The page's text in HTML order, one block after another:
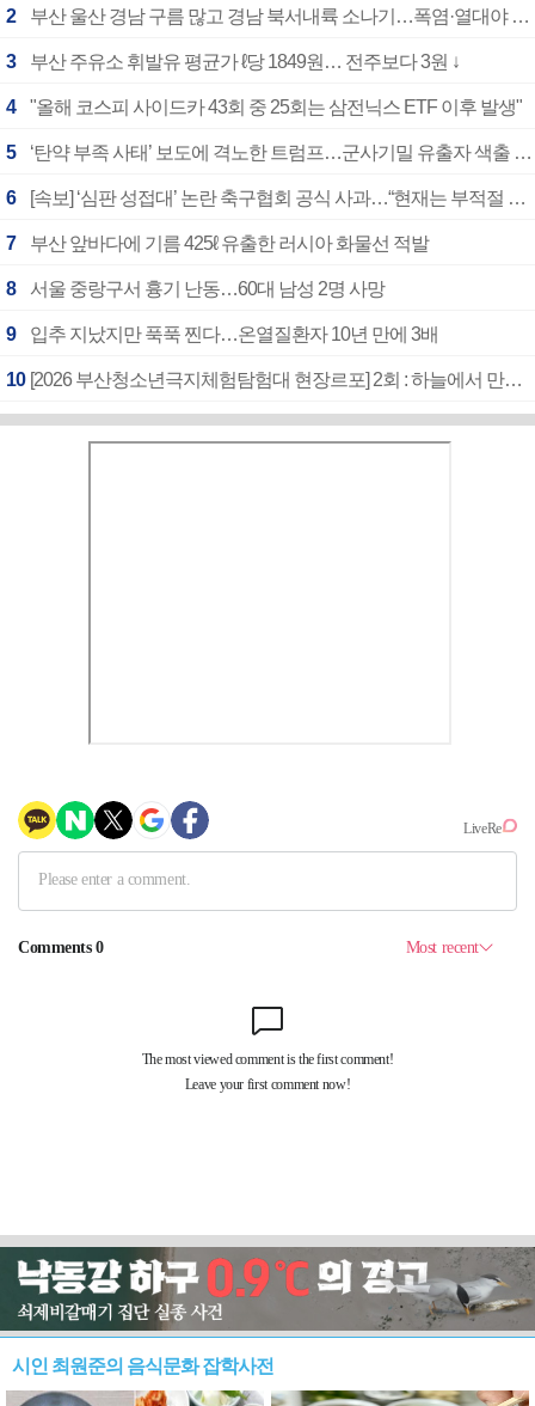
2 부산 울산 경남 구름 많고 경남 북서내륙 소나기…폭염·열대야 계속
3 부산 주유소 휘발유 평균가 ℓ당 1849원… 전주보다 3원 ↓
4 "올해 코스피 사이드카 43회 중 25회는 삼전닉스 ETF 이후 발생"
5 ‘탄약 부족 사태’ 보도에 격노한 트럼프…군사기밀 유출자 색출 지시
6 [속보] ‘심판 성접대’ 논란 축구협회 공식 사과…“현재는 부적절 행위 없어”
7 부산 앞바다에 기름 425ℓ 유출한 러시아 화물선 적발
8 서울 중랑구서 흉기 난동…60대 남성 2명 사망
9 입추 지났지만 푹푹 찐다…온열질환자 10년 만에 3배
10 [2026 부산청소년극지체험탐험대 현장르포] 2회 : 하늘에서 만난 얼음의 나라
시인 최원준의 음식문화 잡학사전